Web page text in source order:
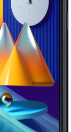
Honor
HTC
Huawei
LG